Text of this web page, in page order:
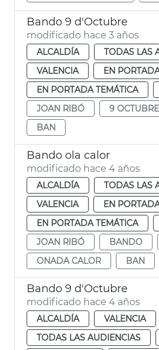
Bando 9 d'Octubre
modificado hace 3 años
ALCALDÍA
TODAS LAS
VALENCIA
EN
EN PORTADA TEMÁTICA
JOAN RIBÓ
9 OCTUBRE
BAN
Bando ola calor
modificado hace 4 años
ALCALDÍA
TODAS LAS
VALENCIA
EN
EN PORTADA TEMÁTICA
JOAN RIBÓ
BANDO
ONADA CALOR
BAN
Bando 9 d'Octubre
modificado hace 4 años
ALCALDÍA
VALENCIA
TODAS LAS AUDIENCIAS